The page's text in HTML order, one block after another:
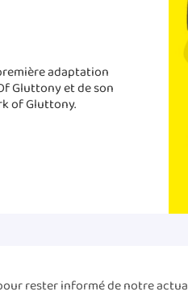
adaptation
Gluttony et de son
of Gluttony.
rester informé de notre